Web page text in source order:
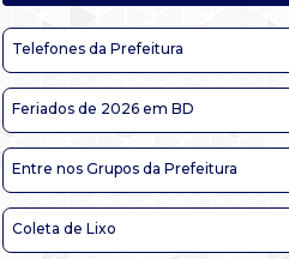
Telefones da Prefeitura
Feriados de 2026 em BD
Entre nos Grupos da Prefeitura
Coleta de Lixo